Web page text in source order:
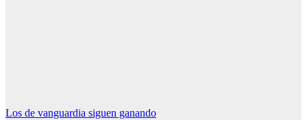
Navegación
Los de vanguardia siguen ganando